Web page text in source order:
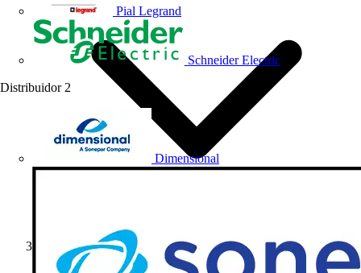
Pial Legrand
Schneider Electric
Distribuidor 2
Dimensional
Institucional